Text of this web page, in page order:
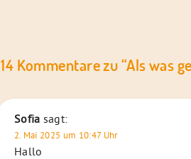
14 Kommentare zu “Als was
Sofia sagt:
2. Mai 2025 um 10:47 Uhr
Hallo